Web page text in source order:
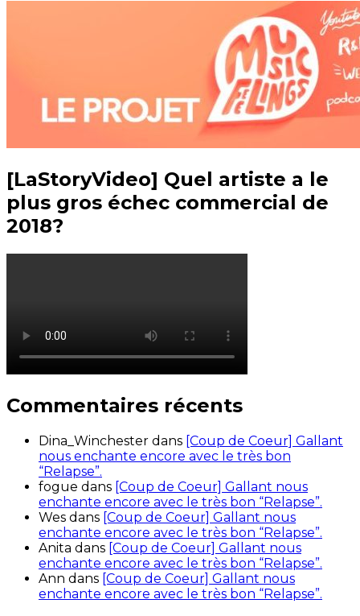
[LaStoryVideo] Quel artiste a le
plus gros échec commercial de
2018?
Commentaires récents
Dina_Winchester dans [Coup de Coeur] Gallant
nous enchante encore avec le très bon
“Relapse”.
fogue dans [Coup de Coeur] Gallant nous
enchante encore avec le très bon “Relapse”.
Wes dans [Coup de Coeur] Gallant nous
enchante encore avec le très bon “Relapse”.
Anita dans [Coup de Coeur] Gallant nous
enchante encore avec le très bon “Relapse”.
Ann dans [Coup de Coeur] Gallant nous
enchante encore avec le très bon “Relapse”.